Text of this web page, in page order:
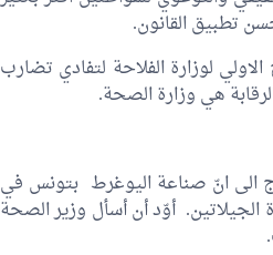
تطبيق القانون.
لوزارة الفلاحة لتفادي تضارب
هي وزارة الصحة.
الى انّ صناعة اليوغرط بتونس في
الجيلاتين. أوّد أن أسأل وزير الصحة